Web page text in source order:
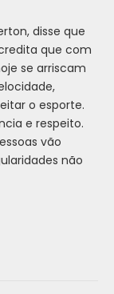
disse que
que com
se arriscam
o esporte.
e respeito.
vão
não